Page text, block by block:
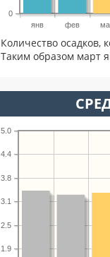
янв фев
0
Количество осадков,
Таким образом март
1.9
2.5
3.1
3.8
4.4
5.0